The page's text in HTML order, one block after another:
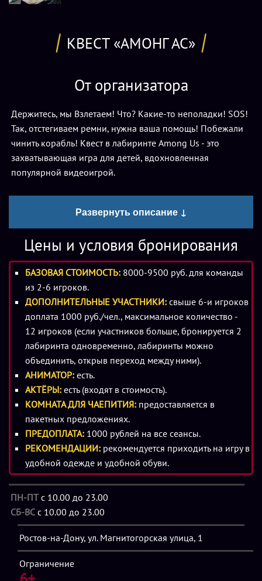
КВЕСТ «АМОНГ АС»
От организатора
Держитесь, мы Взлетаем! Что? Какие-то неполадки! SOS!
Так, отстегиваем ремни, нужна ваша помощь! Побежали
чинить корабль! Квест в лабиринте Among Us - это
захватывающая игра для детей, вдохновленная
популярной видеоигрой.
предателя, который будет убивать касанием других
должны выполнять задания как можно скорее, чтобы
предатель не успел им помещать починить их корабль.
Цель игры - для предателя найти и "убить" всех членов
экипажа до того, как те смогут завершить задания и
выжить.
Особенности игры:
- 60 минут;
- лабиринт более 100 м²;
- захватывающий квест в лабиринте;
- актер входит в стоимость;
- уровень сложности рассчитан на детей, новичков и
опытных команд;
- после игры есть возможность проведения мероприятия в
комнате отдыха для компании до 20 человек, шоу-
программы.
Описание
Сценарийквеста «Амонг Ас» в Ростове-на-Донуоснован
на сюжете одноименной компьютерной игры,
пользующейся любовью младшего поколения.
Мальчишки и девчонки придут в восторг от одной только
Развернуть описание ↓
Цены и условия бронирования
БАЗОВАЯ СТОИМОСТЬ: 8000-9500 руб. для команды
из 2-6 игроков.
ДОПОЛНИТЕЛЬНЫЕ УЧАСТНИКИ: свыше 6-и игроков
доплата 1000 руб./чел., максимальное количество -
12 игроков (если участников больше, бронируется 2
лабиринта одновременно, лабиринты можно
объединить, открыв переход между ними).
АНИМАТОР: есть.
АКТЁРЫ: есть (входят в стоимость).
КОМНАТА ДЛЯ ЧАЕПИТИЯ: предоставляется в
пакетных предложениях.
ПРЕДОПЛАТА: 1000 рублей на все сеансы.
РЕКОМЕНДАЦИИ: рекомендуется приходить на игру в
удобной одежде и удобной обуви.
ПН-ПТс 10.00 до 23.00
СБ-ВС с 10.00 до 23.00
Ростов-на-Дону, ул. Магнитогорская улица, 1
Ограничение